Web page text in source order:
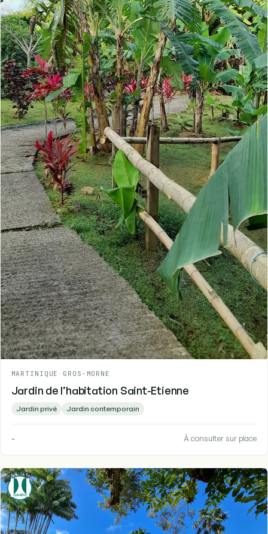
MARTINIQUE - GROS-MORNE
Jardin de l’habitation Saint-Etienne
Jardin privé Jardin contemporain
- À consulter sur place